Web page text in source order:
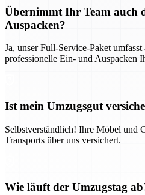
Übernimmt Ihr Team auch
Auspacken?
Ja, unser Full-Service-Paket
professionelle Ein- und Auspacken
Ist mein Umzugsgut
Selbstverständlich! Ihre Möbel und
Transports über uns versichert.
Wie läuft der Umzugstag